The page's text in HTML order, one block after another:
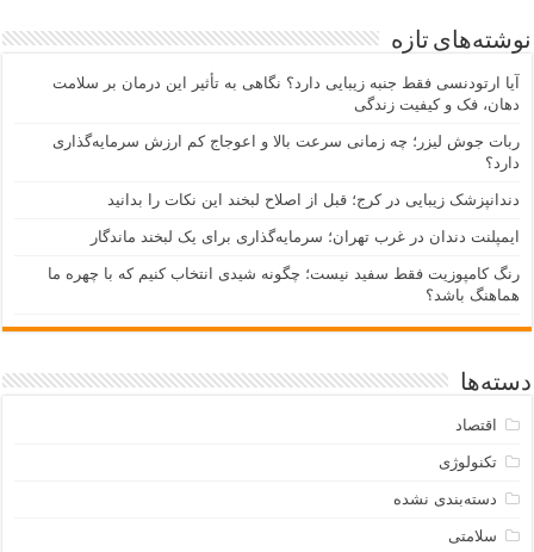
نوشته‌های تازه
آیا ارتودنسی فقط جنبه زیبایی دارد؟ نگاهی به تأثیر این درمان بر سلامت
دهان، فک و کیفیت زندگی
ربات جوش لیزر؛ چه زمانی سرعت بالا و اعوجاج کم ارزش سرمایه‌گذاری
دارد؟
دندانپزشک زیبایی در کرج؛ قبل از اصلاح لبخند این نکات را بدانید
ایمپلنت دندان در غرب تهران؛ سرمایه‌گذاری برای یک لبخند ماندگار
رنگ کامپوزیت فقط سفید نیست؛ چگونه شیدی انتخاب کنیم که با چهره ما
هماهنگ باشد؟
دسته‌ها
اقتصاد
تکنولوژی
دسته‌بندی نشده
سلامتی